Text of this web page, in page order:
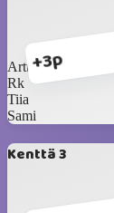
+3p
Arttu
Rk
Tiia
Sami
Kenttä 3